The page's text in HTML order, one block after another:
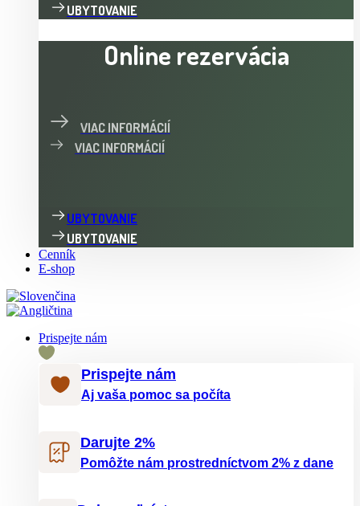
UBYTOVANIE
Online rezervácia
VIAC INFORMÁCIÍ
VIAC INFORMÁCIÍ
UBYTOVANIE
UBYTOVANIE
Cenník
E-shop
Prispejte nám
Prispejte nám
Aj vaša pomoc sa počíta
Darujte 2%
Pomôžte nám prostredníctvom 2% z dane